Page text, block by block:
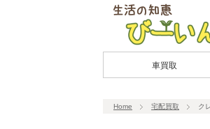
車買取
Home 宅配買取 ク